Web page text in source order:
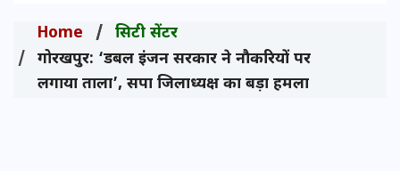
Home
सिटी सेंटर
गोरखपुर: ‘डबल इंजन सरकार ने नौकरियों पर
लगाया ताला’, सपा जिलाध्यक्ष का बड़ा हमला